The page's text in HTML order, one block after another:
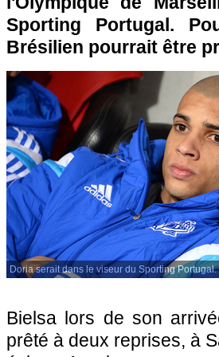
Sporting Portugal.
Brésilien pourrait être
Doria serait dans le viseur du Sporting Portugal.
Bielsa lors de son
prêté à deux reprises, à